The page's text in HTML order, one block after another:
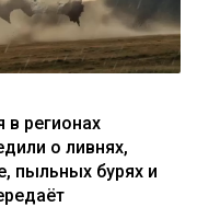
в регионах
о ливнях,
пыльных бурях и